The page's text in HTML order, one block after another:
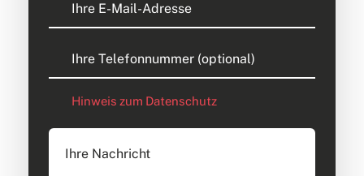
Hinweis zum Datenschutz